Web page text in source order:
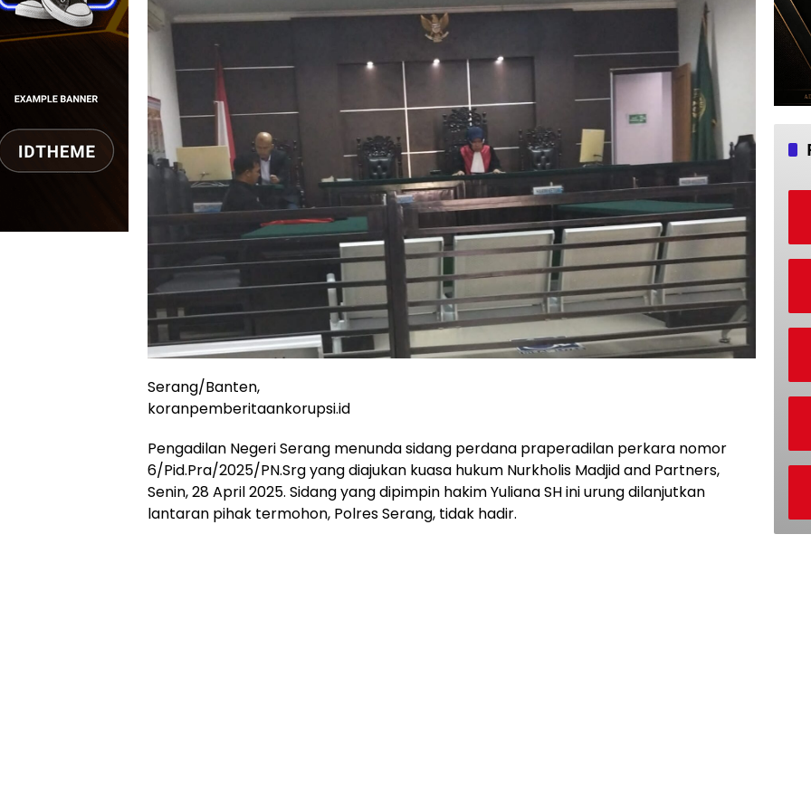
Serang/Banten,
koranpemberitaankorupsi.id
Pengadilan Negeri Serang menunda sidang perdana praperadilan perkara nomor
6/Pid.Pra/2025/PN.Srg yang diajukan kuasa hukum Nurkholis Madjid and Partners,
Senin, 28 April 2025. Sidang yang dipimpin hakim Yuliana SH ini urung dilanjutkan
lantaran pihak termohon, Polres Serang, tidak hadir.